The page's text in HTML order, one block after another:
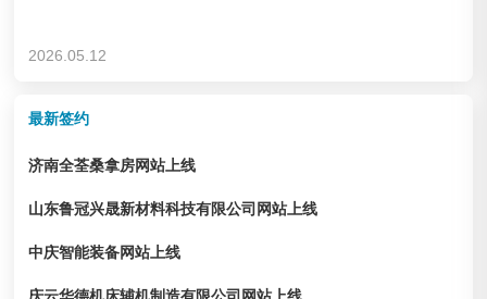
2026.05.12
最新签约
济南全荃桑拿房网站上线
山东鲁冠兴晟新材料科技有限公司网站上线
中庆智能装备网站上线